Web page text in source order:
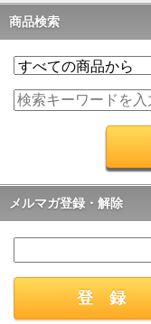
商品検索
メルマガ登録・解除